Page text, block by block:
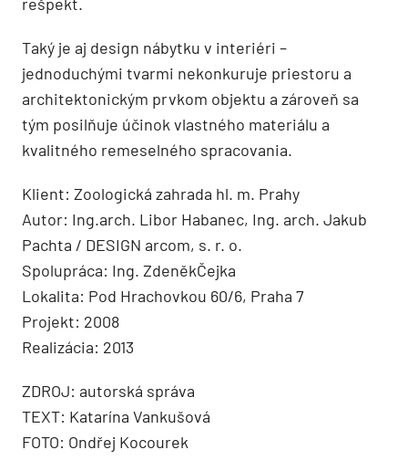
Taký je aj design nábytku v interiéri –
jednoduchými tvarmi nekonkuruje priestoru a
architektonickým prvkom objektu a zároveň sa
tým posilňuje účinok vlastného materiálu a
kvalitného remeselného spracovania.
Klient: Zoologická zahrada hl. m. Prahy
Autor: Ing.arch. Libor Habanec, Ing. arch. Jakub
Pachta / DESIGN arcom, s. r. o.
Spolupráca: Ing. ZdeněkČejka
Lokalita: Pod Hrachovkou 60/6, Praha 7
Projekt: 2008
Realizácia: 2013
ZDROJ: autorská správa
TEXT: Katarína Vankušová
FOTO: Ondřej Kocourek